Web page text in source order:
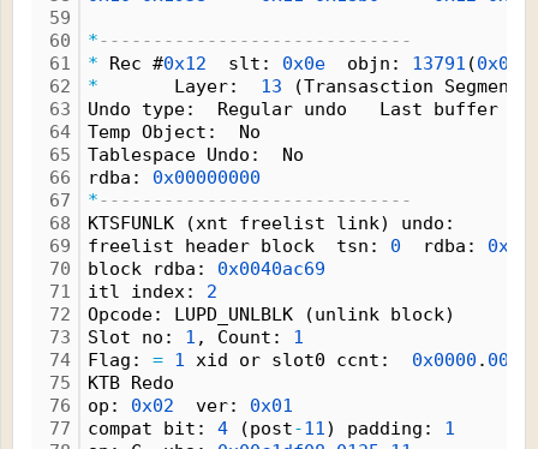
59
60
61
62
63
64
65
66
67
68
69
70
71
72
73
74
75
76
77
*-----------------------------
* Rec #0x12 slt: 0x0e objn: 13791 (
* Layer: 13 (Transasction
Undo type:  Regular undo   Last buffer
Temp Object:  No
Tablespace Undo:  No
rdba: 0x00000000
*-----------------------------
KTSFUNLK (xnt freelist link) undo:
freelist header block  tsn: 0 rdba:
block rdba: 0x0040ac69
itl index: 2
Opcode: LUPD_UNLBLK (unlink block)
Slot no: 1 , Count: 1
Flag: = 1 xid or slot0 ccnt: 0x0000 . 000.
KTB Redo
op: 0x02 ver: 0x01
compat bit: 4 (post-11) padding: 1